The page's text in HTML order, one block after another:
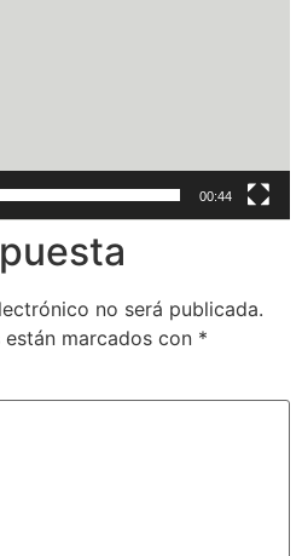
00:44
no será publicada.
marcados con *